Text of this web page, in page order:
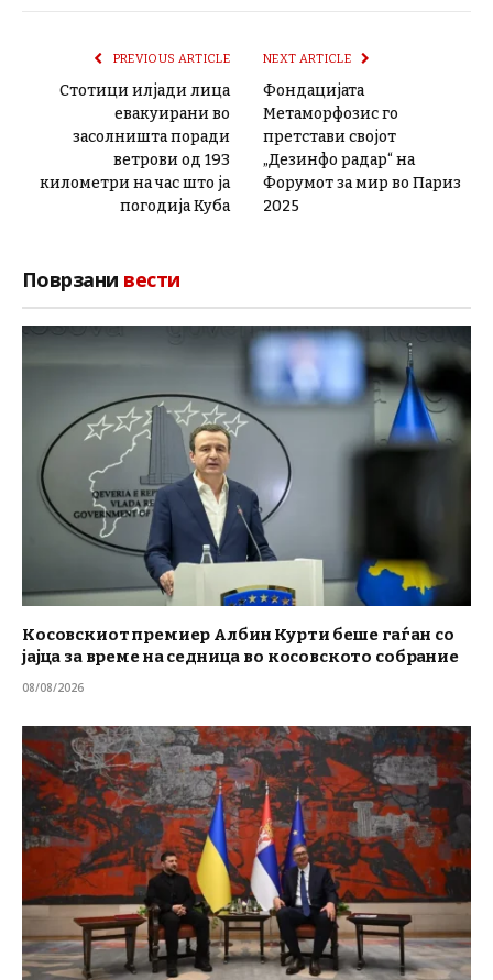
PREVIOUS ARTICLE
Стотици илјади лица
евакуирани во
засолништа поради
ветрови од 193
километри на час што ја
погодија Куба
NEXT ARTICLE
Фондацијата
Метаморфозис го
претстави својот
„Дезинфо радар“ на
Форумот за мир во Париз
2025
Поврзани вести
Косовскиот премиер Албин Курти беше гаѓан со
јајца за време на седница во косовското собрание
08/08/2026